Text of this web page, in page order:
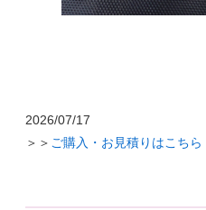
2026/07/17
＞＞ ご購入・お見積りはこちら